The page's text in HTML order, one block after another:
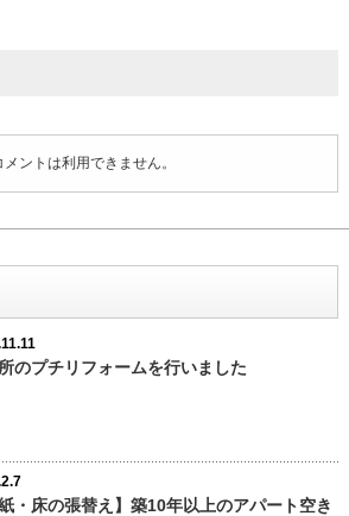
メントは利用できません。
のプチリフォームを行いました
紙・床の張替え】築10年以上のアパート空き